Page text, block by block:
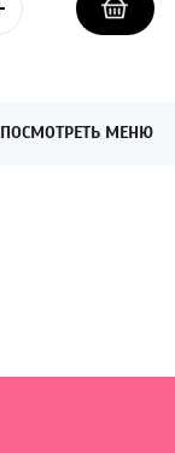
ПОСМОТРЕТЬ МЕНЮ